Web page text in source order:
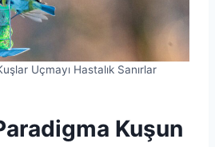
Uçmayı Hastalık Sanırlar
Kuşun